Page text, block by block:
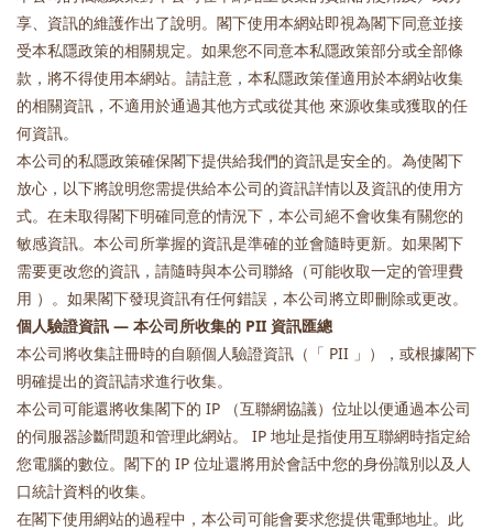
享、資訊的維護作出了說明。閣下使用本網站即視為閣下同意並接
受本私隱政策的相關規定。如果您不同意本私隱政策部分或全部條
款，將不得使用本網站。請註意，本私隱政策僅適用於本網站收集
的相關資訊，不適用於通過其他方式或從其他 來源收集或獲取的任
何資訊。
本公司的私隱政策確保閣下提供給我們的資訊是安全的。為使閣下
放心，以下將說明您需提供給本公司的資訊詳情以及資訊的使用方
式。在未取得閣下明確同意的情況下，本公司絕不會收集有關您的
敏感資訊。本公司所掌握的資訊是準確的並會隨時更新。如果閣下
需要更改您的資訊，請隨時與本公司聯絡（可能收取一定的管理費
用 ）。如果閣下發現資訊有任何錯誤，本公司將立即刪除或更改。
個人驗證資訊 — 本公司所收集的 PII 資訊匯總
本公司將收集註冊時的自願個人驗證資訊（「 PII 」），或根據閣下
明確提出的資訊請求進行收集。
本公司可能還將收集閣下的 IP （互聯網協議）位址以便通過本公司
的伺服器診斷問題和管理此網站。 IP 地址是指使用互聯網時指定給
您電腦的數位。閣下的 IP 位址還將用於會話中您的身份識別以及人
口統計資料的收集。
在閣下使用網站的過程中，本公司可能會要求您提供電郵地址。此